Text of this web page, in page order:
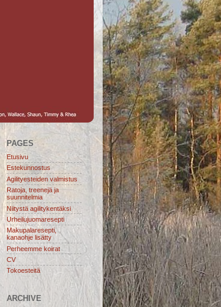
PAGES
Etusivu
Estekunnostus
Agilityesteiden valmistus
Ratoja, treenejä ja
suunnitelmia
Niitystä agilitykentäksi
Urheilujuomaresepti
Makupalaresepti,
kanaohje lisätty
Perheemme koirat
CV
Tokoesteitä
ARCHIVE